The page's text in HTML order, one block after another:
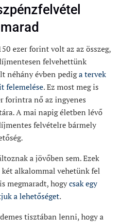
ezer forint volt az az összeg,
felvehettünk
néhány évben pediga tervek
felemelése. Ez most meg is
forintra nő az ingyenes
A mai napig életben lévő
felvételre bármely
a jövőben sem. Ezek
alkalommal vehetünk fel
megmaradt, hogycsak egy
a lehetőséget.
tisztában lenni, hogy a